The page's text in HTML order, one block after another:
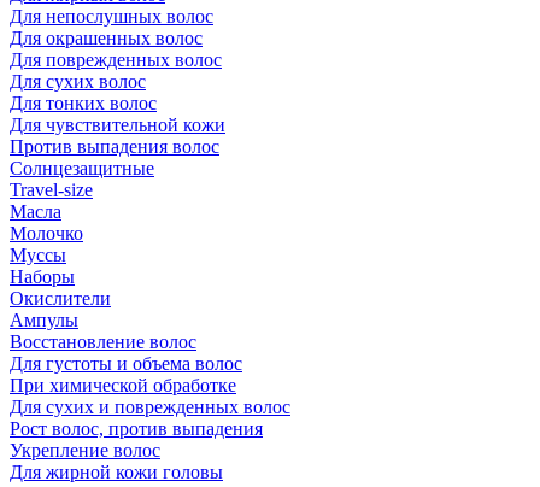
Для непослушных волос
Для окрашенных волос
Для поврежденных волос
Для сухих волос
Для тонких волос
Для чувствительной кожи
Против выпадения волос
Солнцезащитные
Travel-size
Масла
Молочко
Муссы
Наборы
Окислители
Ампулы
Восстановление волос
Для густоты и объема волос
При химической обработке
Для сухих и поврежденных волос
Рост волос, против выпадения
Укрепление волос
Для жирной кожи головы